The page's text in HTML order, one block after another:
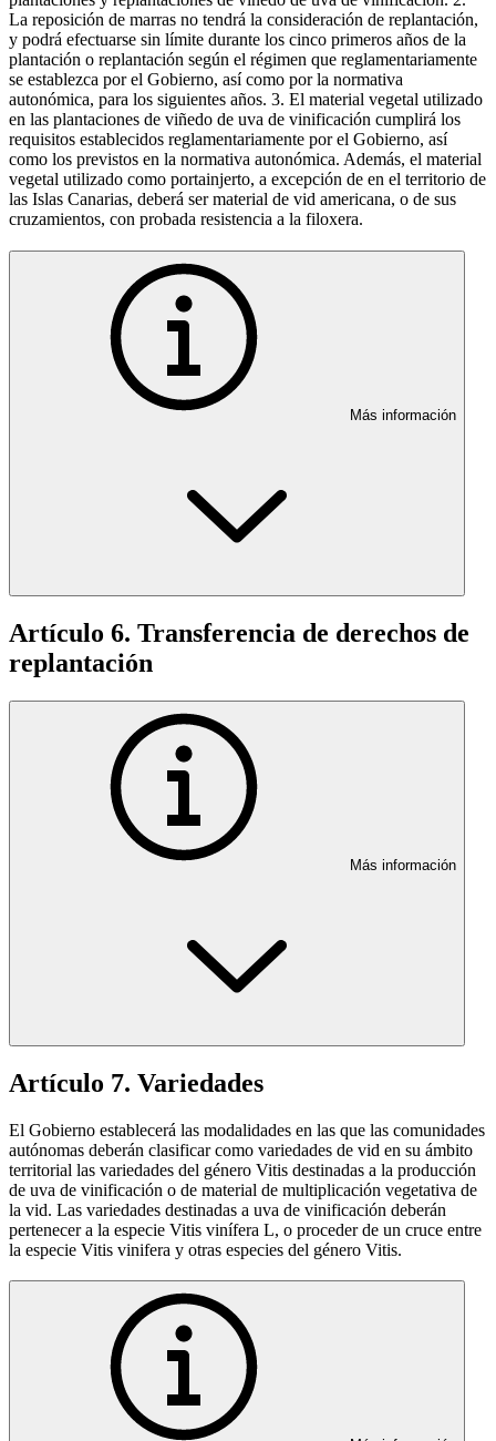
La reposición de marras no tendrá la consideración de replantación,
y podrá efectuarse sin límite durante los cinco primeros años de la
plantación o replantación según el régimen que reglamentariamente
se establezca por el Gobierno, así como por la normativa
autonómica, para los siguientes años. 3. El material vegetal utilizado
en las plantaciones de viñedo de uva de vinificación cumplirá los
requisitos establecidos reglamentariamente por el Gobierno, así
como los previstos en la normativa autonómica. Además, el material
vegetal utilizado como portainjerto, a excepción de en el territorio de
las Islas Canarias, deberá ser material de vid americana, o de sus
cruzamientos, con probada resistencia a la filoxera.
Más información
Artículo 6. Transferencia de derechos de
replantación
Más información
Artículo 7. Variedades
El Gobierno establecerá las modalidades en las que las comunidades
autónomas deberán clasificar como variedades de vid en su ámbito
territorial las variedades del género Vitis destinadas a la producción
de uva de vinificación o de material de multiplicación vegetativa de
la vid. Las variedades destinadas a uva de vinificación deberán
pertenecer a la especie Vitis vinífera L, o proceder de un cruce entre
la especie Vitis vinifera y otras especies del género Vitis.